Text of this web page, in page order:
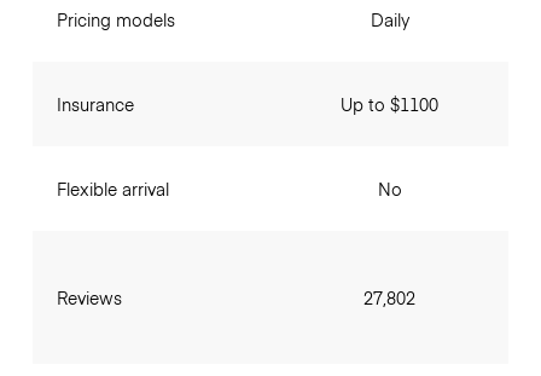
Pricing models
Insurance
Flexible arrival
Reviews
Daily
Up to $1100
No
27,802